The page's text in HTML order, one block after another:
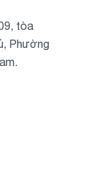
tòa
Phường